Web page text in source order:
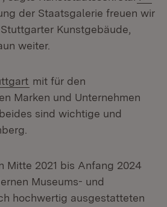
der Staatsgalerie freuen wir
Kunstgebäude,
weiter.
(Öffnet in neuem Fenster)
mit für den
Marken und Unternehmen
sind wichtige und
Mitte 2021 bis Anfang 2024
Museums- und
hochwertig ausgestatteten